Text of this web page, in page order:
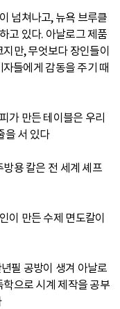
넘쳐나고, 뉴욕 브루클
고 있다. 아날로그 제품
만, 무엇보다 장인들이
자들에게 감동을 주기 때
가 만든 테이블은 우리
을 서 있다
용 칼은 전 세계 셰프
이 만든 수제 면도칼이
필 공방이 생겨 아날로
으로 시계 제작을 공부